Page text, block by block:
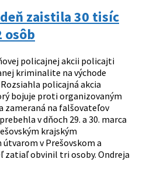
zaistila 30 tisíc
osôb
policajnej akcii policajti
kriminalite na východe
policajná akcia
bojuje proti organizovaným
zameraná na falšovateľov
v dňoch 29. a 30. marca
krajským
v Prešovskom a
zatiaľ obvinil tri osoby. Ondreja